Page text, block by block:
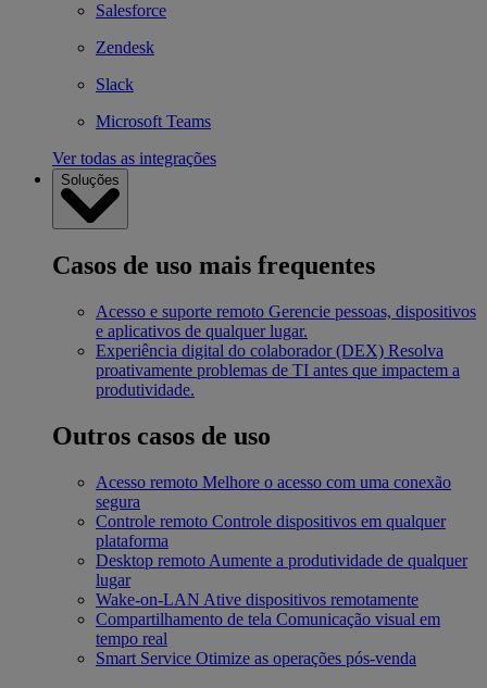
Salesforce
Zendesk
Slack
Microsoft Teams
Ver todas as integrações
Soluções
Casos de uso mais frequentes
Acesso e suporte remoto Gerencie pessoas, dispositivos
e aplicativos de qualquer lugar.
Experiência digital do colaborador (DEX) Resolva
proativamente problemas de TI antes que impactem a
produtividade.
Outros casos de uso
Acesso remoto Melhore o acesso com uma conexão
segura
Controle remoto Controle dispositivos em qualquer
plataforma
Desktop remoto Aumente a produtividade de qualquer
lugar
Wake-on-LAN Ative dispositivos remotamente
Compartilhamento de tela Comunicação visual em
tempo real
Smart Service Otimize as operações pós-venda